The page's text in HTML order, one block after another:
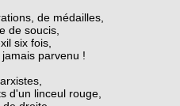
de médailles,
de soucis,
six fois,
parvenu !
d'un linceul rouge,